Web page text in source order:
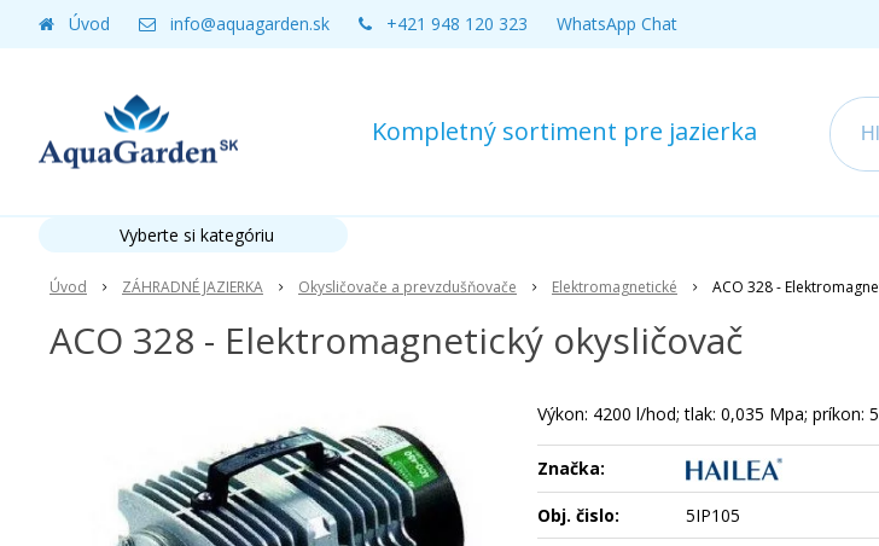
Kompletný sortiment pre jazierka
Úvod info@aquagarden.sk +421 948 120 323 WhatsApp Chat
Úvod ZÁHRADNÉ JAZIERKA Okysličovače a prevzdušňovače Elektromagnetické ACO 328 -
ACO 328 - Elektromagnetický okysličovač
Výkon: 4200 l/hod; tlak: 0,035 Mpa; príkon:
Značka:
Obj. čislo:
5IP105
Vyberte si kategóriu